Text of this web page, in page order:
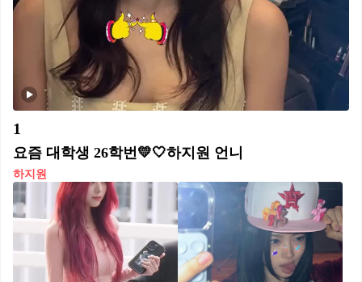
1
요즘 대학생 26학번💛🤍하지원 언니
하지원